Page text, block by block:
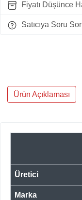
Fiyatı Düşünce
Satıcıya Soru Sor
Ürün Açıklaması
Üretici
Marka